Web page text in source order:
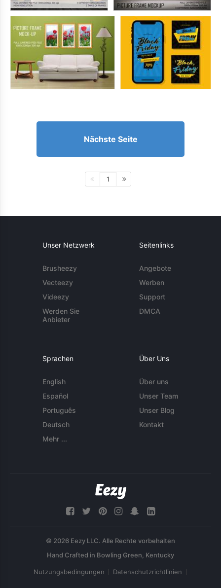
Nächste Seite
1
Unser Netzwerk
Brusheezy
Vecteezy
Videezy
Werden Sie
Anbieter
Seitenlinks
Angebote
Werben
Support
DMCA
Sprachen
English
Español
Português
Deutsch
Mehr ...
Über Uns
Über uns
Unser Team
Unser Blog
Kontakt
© 2026 Eezy LLC. Alle Rechte vorbehalten
Nutzungsbedingungen Datenschutzrichtlinien